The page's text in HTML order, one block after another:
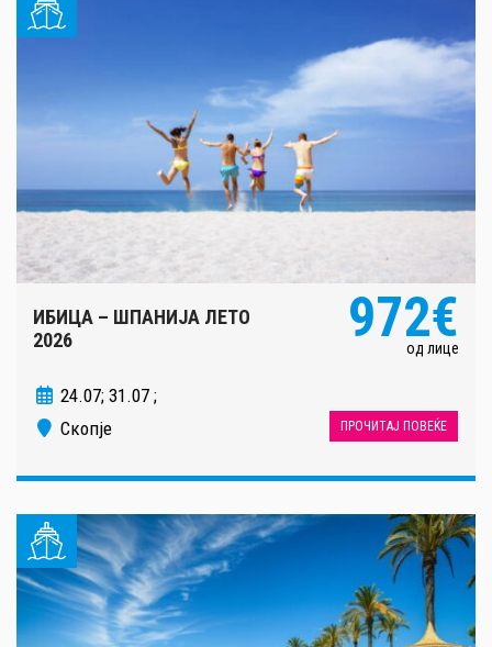
ИБИЦА – ШПАНИЈА ЛЕТО
2026
972€
од лице
24.07; 31.07 ;
Скопје
ПРОЧИТАЈ ПОВЕЌЕ